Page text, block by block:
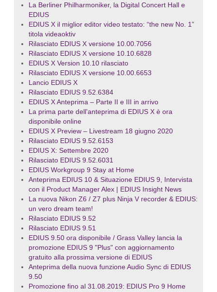
La Berliner Philharmoniker, la Digital Concert Hall e
EDIUS
EDIUS X il miglior editor video testato: “the new No. 1”
titola videaoktiv
Rilasciato EDIUS X versione 10.00.7056
Rilasciato EDIUS X versione 10.10.6828
EDIUS X Version 10.10 rilasciato
Rilasciato EDIUS X versione 10.00.6653
Lancio EDIUS X
Rilasciato EDIUS 9.52.6384
EDIUS X Anteprima – Parte II e III in arrivo
La prima parte dell'anteprima di EDIUS X è ora
disponibile online
EDIUS X Preview – Livestream 18 giugno 2020
Rilasciato EDIUS 9.52.6153
EDIUS X: Settembre 2020
Rilasciato EDIUS 9.52.6031
EDIUS Workgroup 9 Stay at Home
Anteprima EDIUS 10 & Situazione EDIUS 9, Intervista
con il Product Manager Alex | EDIUS Insight News
La nuova Nikon Z6 / Z7 plus Ninja V recorder & EDIUS:
un vero dream team!
Rilasciato EDIUS 9.52
Rilasciato EDIUS 9.51
EDIUS 9.50 ora disponibile / Grass Valley lancia la
promozione EDIUS 9 "Plus" con aggiornamento
gratuito alla prossima versione di EDIUS
Anteprima della nuova funzione Audio Sync di EDIUS
9.50
Promozione fino al 31.08.2019: EDIUS Pro 9 Home